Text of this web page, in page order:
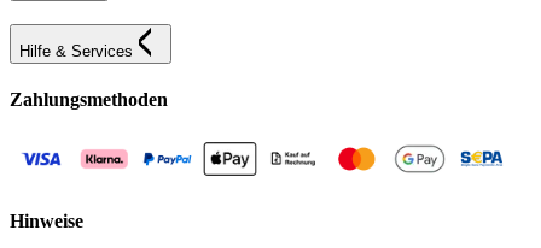
Hilfe & Services
Zahlungsmethoden
Hinweise